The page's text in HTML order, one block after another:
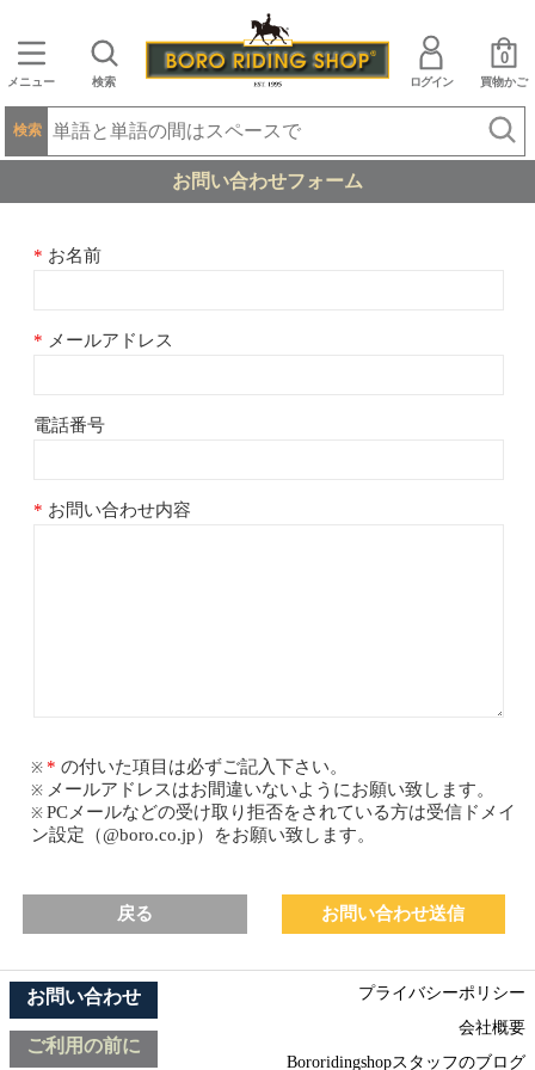
メニュー 検索 ログイン 買物かご
0
検索
お問い合わせフォーム
お名前
メールアドレス
電話番号
お問い合わせ内容
の付いた項目は必ずご記入下さい。
メールアドレスはお間違いないようにお願い致します。
PCメールなどの受け取り拒否をされている方は受信ドメイ
ン設定（@boro.co.jp）をお願い致します。
戻る
お問い合わせ
ご利用の前に
プライバシーポリシー
会社概要
Bororidingshopスタッフのブログ